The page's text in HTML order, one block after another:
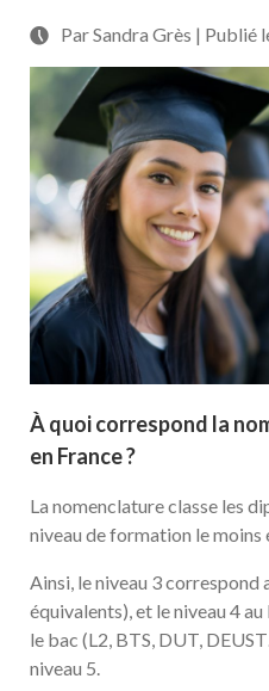
Par Sandra Grès | Publié
À quoi correspond la
en France ?
La nomenclature classe les
niveau de formation le moins
Ainsi, le niveau 3 correspond
équivalents), et le niveau 4
le bac (L2, BTS, DUT,
niveau 5.